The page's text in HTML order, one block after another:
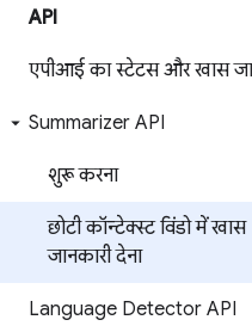
API
एपीआई का स्टेटस और खास
Summarizer API
शुरू करना
छोटी कॉन्टेक्स्ट विंडो में खास
जानकारी देना
Language Detector API